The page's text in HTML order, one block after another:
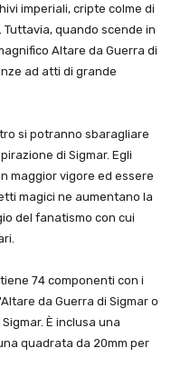
imperiali, cripte colme di
quando scende in
Altare da Guerra di
ad atti di grande
si potranno sbaragliare
di Sigmar. Egli
maggior vigore ed essere
magici ne aumentano la
del fanatismo con cui
74 componenti con i
da Guerra di Sigmar o
È inclusa una
quadrata da 20mm per